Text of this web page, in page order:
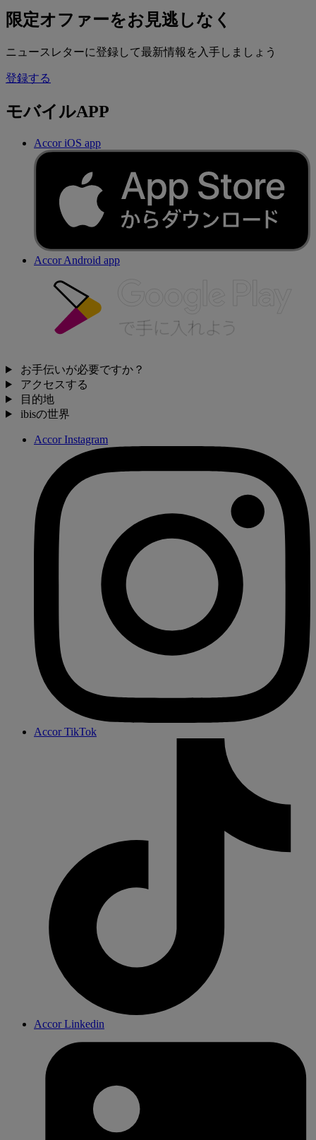
限定オファーをお見逃しなく
ニュースレターに登録して最新情報を入手しましょう
登録する
モバイルAPP
Accor iOS app
Accor Android app
お手伝いが必要ですか？
アクセスする
目的地
ibisの世界
Accor Instagram
Accor TikTok
Accor Linkedin